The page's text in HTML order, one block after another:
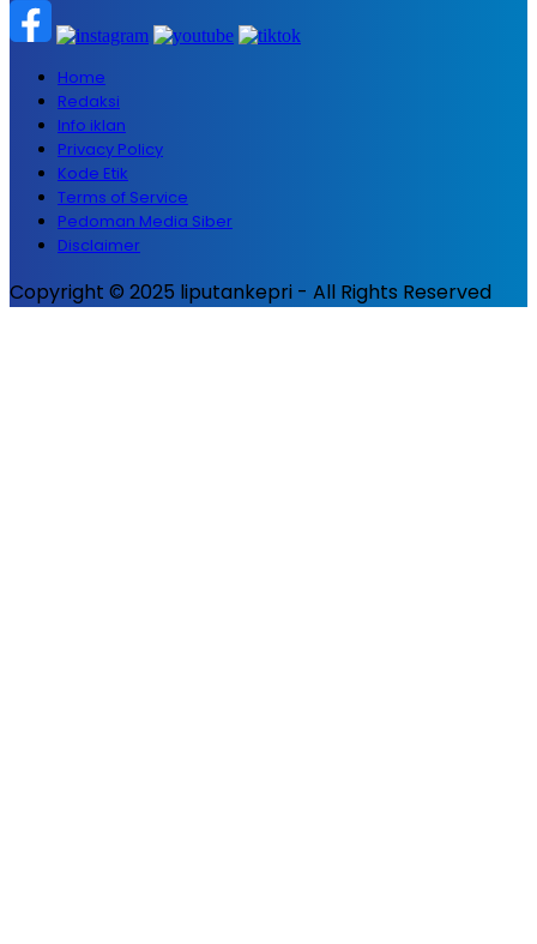
Home
Redaksi
Info iklan
Privacy Policy
Kode Etik
Terms of Service
Pedoman Media Siber
Disclaimer
Copyright © 2025 liputankepri - All Rights Reserved